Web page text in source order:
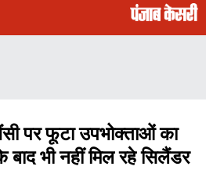
पर फूटा उपभोक्ताओं का
भी नहीं मिल रहे सिलैंडर